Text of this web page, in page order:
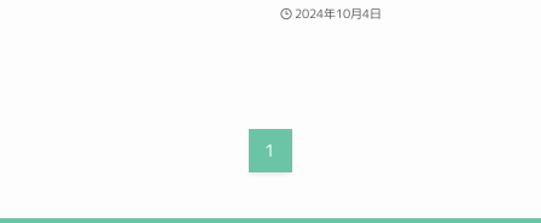
2024年10月4日
1